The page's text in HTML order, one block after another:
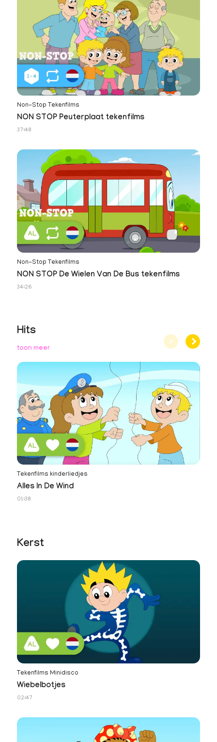
Non-Stop Tekenfilms
NON STOP Peuterplaat tekenfilms
37:48
Non-Stop Tekenfilms
NON STOP De Wielen Van De Bus tekenfilms
34:26
Hits
toon meer
Tekenfilms kinderliedjes
Alles In De Wind
01:38
Kerst
Tekenfilms Minidisco
Wiebelbotjes
02:47